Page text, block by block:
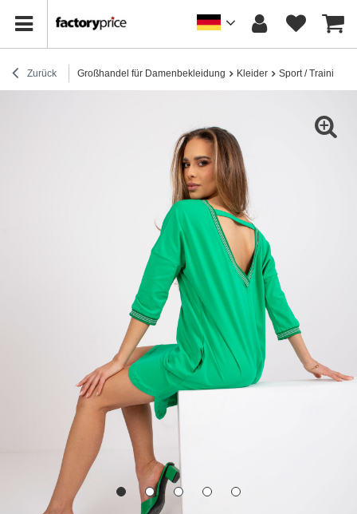
Zurück Großhandel für Damenbekleidung Kleider Sport /